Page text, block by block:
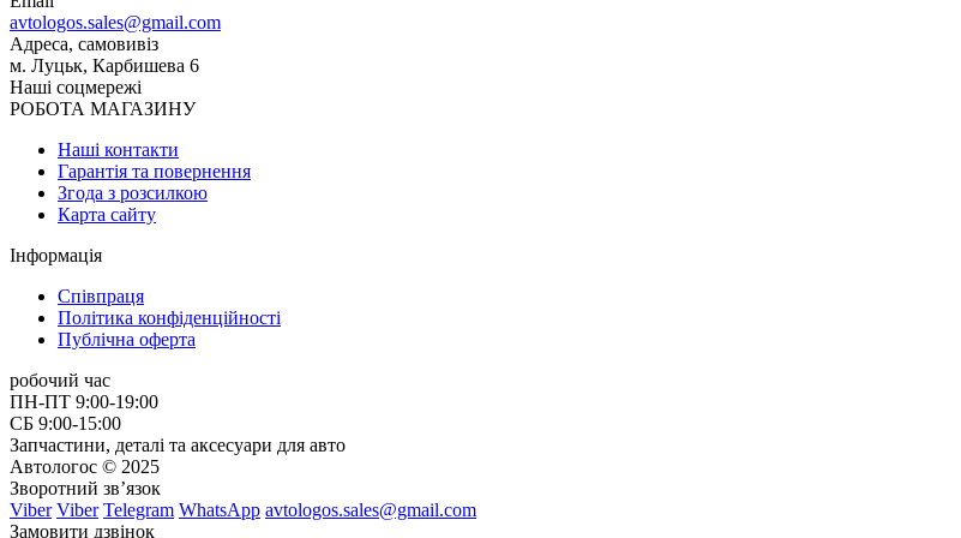
avtologos.sales@gmail.com
Адреса, самовивіз
м. Луцьк, Карбишева 6
Наші соцмережі
РОБОТА МАГАЗИНУ
Наші контакти
Гарантія та повернення
Згода з розсилкою
Карта сайту
Інформація
Співпраця
Політика конфіденційності
Публічна оферта
робочий час
ПН-ПТ 9:00-19:00
СБ 9:00-15:00
Запчастини, деталі та аксесуари для авто
Автологос © 2025
Зворотний зв’язок
Viber Viber Telegram WhatsApp avtologos.sales@gmail.com
Замовити дзвінок